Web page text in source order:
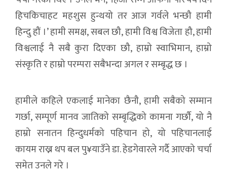
हिचकिचाहट महशुस हुन्थयो तर आज गर्वले भन्छौ हामी
हिन्दु हौं ।’ हामी समक्ष, सबल छौ, हामी विश्व विजेता हौ, हामी
विश्वलाई नै सबै कुरा दिएका छौ, हाम्रो स्वाभिमान, हाम्रो
संस्कृति र हाम्रो परम्परा सबैभन्दा अगल र सम्बृद्ध छ ।
हामीले कहिले एकलाई मानेका छैनौ, हामी सबैको सम्मान
गर्छा, सम्पूर्ण मानव जातिको सम्बृद्धिको कामना गर्छौ, यो नै
हाम्रो सनातन हिन्दुधर्मको पहिचान हो, यो पहिचानलाई
कायम राख्न थप बल पु¥याउँने डा. हेडगेवारले गर्दै आएको चर्चा
समेत उनले गरे ।